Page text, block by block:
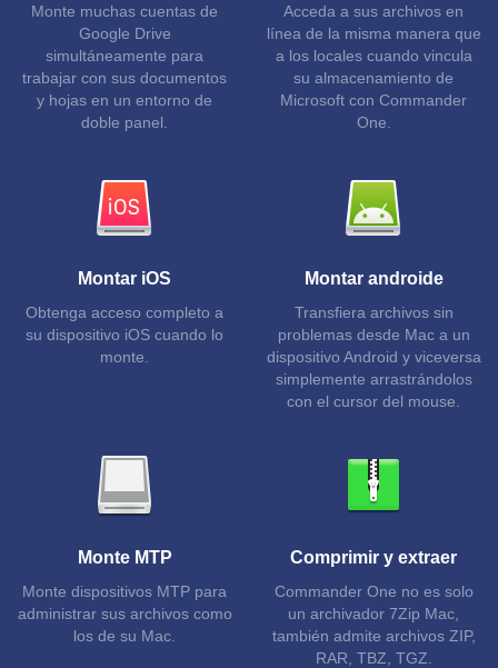
Monte muchas cuentas de
Google Drive
simultáneamente para
trabajar con sus documentos
y hojas en un entorno de
doble panel.
Acceda a sus archivos en
línea de la misma manera que
a los locales cuando vincula
su almacenamiento de
Microsoft con Commander
One.
Montar iOS
Obtenga acceso completo a
su dispositivo iOS cuando lo
monte.
Montar androide
Transfiera archivos sin
problemas desde Mac a un
dispositivo Android y viceversa
simplemente arrastrándolos
con el cursor del mouse.
Monte MTP
Monte dispositivos MTP para
administrar sus archivos como
los de su Mac.
Comprimir y extraer
Commander One no es solo
un archivador 7Zip Mac,
también admite archivos ZIP,
RAR, TBZ, TGZ.